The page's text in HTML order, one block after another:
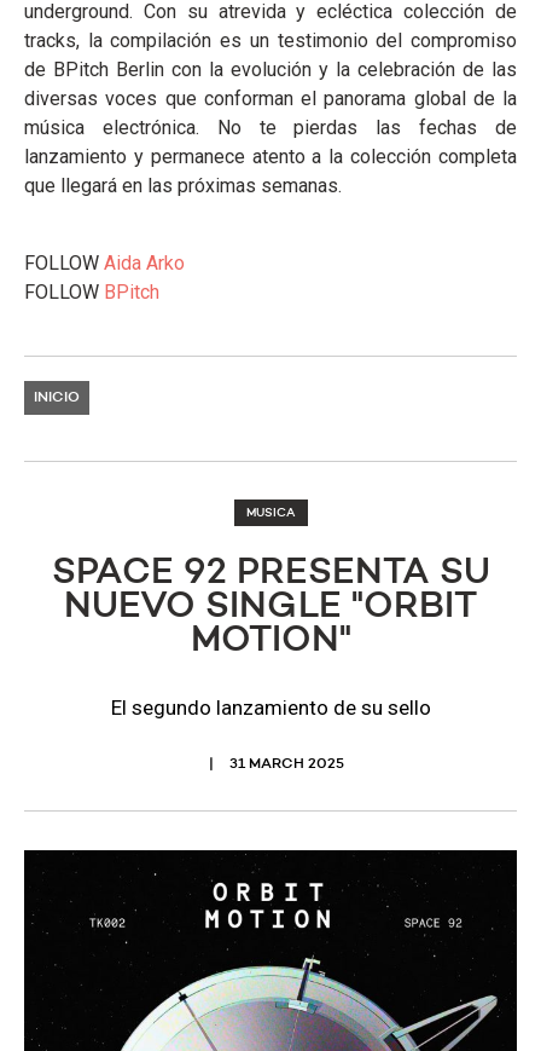
underground. Con su atrevida y ecléctica colección de
tracks, la compilación es un testimonio del compromiso
de BPitch Berlin con la evolución y la celebración de las
diversas voces que conforman el panorama global de la
música electrónica. No te pierdas las fechas de
lanzamiento y permanece atento a la colección completa
que llegará en las próximas semanas.
FOLLOW Aida Arko
FOLLOW BPitch
INICIO
MUSICA
SPACE 92 PRESENTA SU
NUEVO SINGLE "ORBIT
MOTION"
El segundo lanzamiento de su sello
31 MARCH 2025